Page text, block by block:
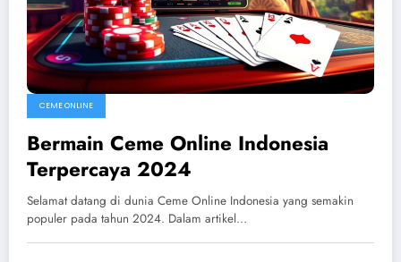
CEME ONLINE
Bermain Ceme Online Indonesia
Terpercaya 2024
Selamat datang di dunia Ceme Online Indonesia yang semakin
populer pada tahun 2024. Dalam artikel…